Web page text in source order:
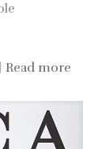
Read more